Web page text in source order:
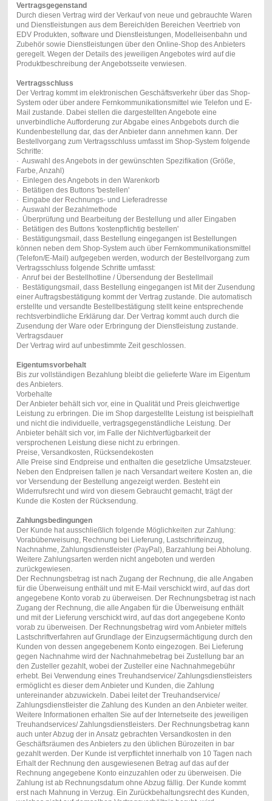
Vertragsgegenstand
Durch diesen Vertrag wird der Verkauf von neue und gebrauchte Waren
und Dienstleistungen aus dem Bereich/den Bereichen Veertrieb von
EDV Produkten, software und Dienstleistungen, Modelleisenbahn und
Zubehör sowie Dienstleistungen über den Online-Shop des Anbieters
geregelt. Wegen der Details des jeweiligen Angebotes wird auf die
Produktbeschreibung der Angebotsseite verwiesen.
Vertragsschluss
Der Vertrag kommt im elektronischen Geschäftsverkehr über das Shop-
System oder über andere Fernkommunikationsmittel wie Telefon und E-
Mail zustande. Dabei stellen die dargestellten Angebote eine
unverbindliche Aufforderung zur Abgabe eines Anbgebots durch die
Kundenbestellung dar, das der Anbieter dann annehmen kann. Der
Bestellvorgang zum Vertragsschluss umfasst im Shop-System folgende
Schritte:
· Auswahl des Angebots in der gewünschten Spezifikation (Größe,
Farbe, Anzahl)
· Einlegen des Angebots in den Warenkorb
· Betätigen des Buttons 'bestellen'
· Eingabe der Rechnungs- und Lieferadresse
· Auswahl der Bezahlmethode
· Überprüfung und Bearbeitung der Bestellung und aller Eingaben
· Betätigen des Buttons 'kostenpflichtig bestellen'
· Bestätigungsmail, dass Bestellung eingegangen ist Bestellungen
können neben dem Shop-System auch über Fernkommunikationsmittel
(Telefon/E-Mail) aufgegeben werden, wodurch der Bestellvorgang zum
Vertragsschluss folgende Schritte umfasst:
· Anruf bei der Bestellhotline / Übersendung der Bestellmail
· Bestätigungsmail, dass Bestellung eingegangen ist Mit der Zusendung
einer Auftragsbestätigung kommt der Vertrag zustande. Die automatisch
erstellte und versandte Bestellbestätigung stellt keine entsprechende
rechtsverbindliche Erklärung dar. Der Vertrag kommt auch durch die
Zusendung der Ware oder Erbringung der Dienstleistung zustande.
Vertragsdauer
Der Vertrag wird auf unbestimmte Zeit geschlossen.
Eigentumsvorbehalt
Bis zur vollständigen Bezahlung bleibt die gelieferte Ware im Eigentum
des Anbieters.
Vorbehalte
Der Anbieter behält sich vor, eine in Qualität und Preis gleichwertige
Leistung zu erbringen. Die im Shop dargestellte Leistung ist beispielhaft
und nicht die individuelle, vertragsgegenständliche Leistung. Der
Anbieter behält sich vor, im Falle der Nichtverfügbarkeit der
versprochenen Leistung diese nicht zu erbringen.
Preise, Versandkosten, Rücksendekosten
Alle Preise sind Endpreise und enthalten die gesetzliche Umsatzsteuer.
Neben den Endpreisen fallen je nach Versandart weitere Kosten an, die
vor Versendung der Bestellung angezeigt werden. Besteht ein
Widerrufsrecht und wird von diesem Gebraucht gemacht, trägt der
Kunde die Kosten der Rücksendung.
Zahlungsbedingungen
Der Kunde hat ausschließlich folgende Möglichkeiten zur Zahlung:
Vorabüberweisung, Rechnung bei Lieferung, Lastschrifteinzug,
Nachnahme, Zahlungsdienstleister (PayPal), Barzahlung bei Abholung.
Weitere Zahlungsarten werden nicht angeboten und werden
zurückgewiesen.
Der Rechnungsbetrag ist nach Zugang der Rechnung, die alle Angaben
für die Überweisung enthält und mit E-Mail verschickt wird, auf das dort
angegebene Konto vorab zu überweisen. Der Rechnungsbetrag ist nach
Zugang der Rechnung, die alle Angaben für die Überweisung enthält
und mit der Lieferung verschickt wird, auf das dort angegebene Konto
vorab zu überweisen. Der Rechnungsbetrag wird vom Anbieter mittels
Lastschriftverfahren auf Grundlage der Einzugsermächtigung durch den
Kunden von dessen angegebenem Konto eingezogen. Bei Lieferung
gegen Nachnahme wird der Nachnahmebetrag bei Zustellung bar an
den Zusteller gezahlt, wobei der Zusteller eine Nachnahmegebühr
erhebt. Bei Verwendung eines Treuhandservice/ Zahlungsdienstleisters
ermöglicht es dieser dem Anbieter und Kunden, die Zahlung
untereinander abzuwickeln. Dabei leitet der Treuhandservice/
Zahlungsdienstleister die Zahlung des Kunden an den Anbieter weiter.
Weitere Informationen erhalten Sie auf der Internetseite des jeweiligen
Treuhandservices/ Zahlungsdienstleisters. Der Rechnungsbetrag kann
auch unter Abzug der in Ansatz gebrachten Versandkosten in den
Geschäftsräumen des Anbieters zu den üblichen Bürozeiten in bar
gezahlt werden. Der Kunde ist verpflichtet innerhalb von 10 Tagen nach
Erhalt der Rechnung den ausgewiesenen Betrag auf das auf der
Rechnung angegebene Konto einzuzahlen oder zu überweisen. Die
Zahlung ist ab Rechnungsdatum ohne Abzug fällig. Der Kunde kommt
erst nach Mahnung in Verzug. Ein Zurückbehaltungsrecht des Kunden,